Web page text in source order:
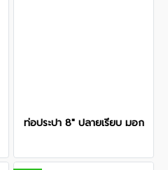
ท่อประปา 8" ปลายเรียบ มอก